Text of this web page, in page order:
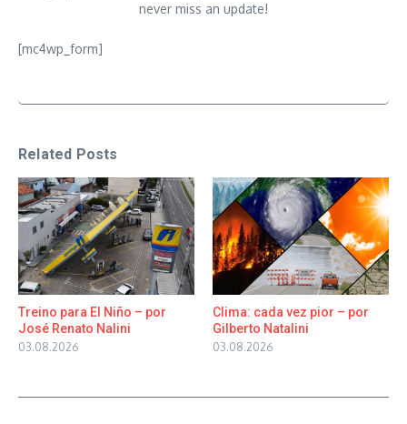
never miss an update!
[mc4wp_form]
Related Posts
Treino para El Niño – por
José Renato Nalini
03.08.2026
Clima: cada vez pior – por
Gilberto Natalini
03.08.2026